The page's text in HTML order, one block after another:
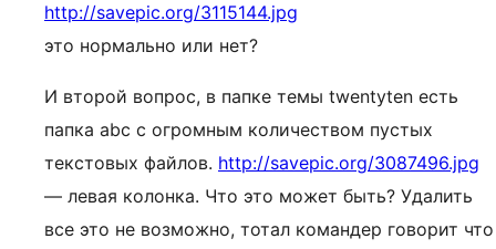
http://savepic.org/3115144.jpg
это нормально или нет?
И второй вопрос, в папке темы twentyten есть
папка abc с огромным количеством пустых
текстовых файлов. http://savepic.org/3087496.jpg
— левая колонка. Что это может быть? Удалить
все это не возможно, тотал командер говорит что